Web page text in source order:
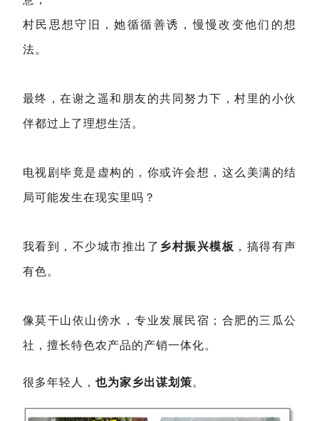
村民思想守旧，她循循善诱，慢慢改变他们的想
法。
最终，在谢之遥和朋友的共同努力下，村里的小伙
伴都过上了理想生活。
电视剧毕竟是虚构的，你或许会想，这么美满的结
局可能发生在现实里吗？
我看到，不少城市推出了 乡村振兴模板 ，搞得有声
有色。
像莫干山依山傍水，专业发展民宿；合肥的三瓜公
社，擅长特色农产品的产销一体化。
很多年轻人， 也为家乡出谋划策。